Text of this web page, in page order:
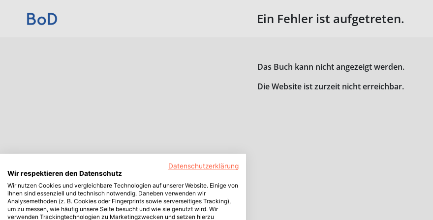
Ein Fehler ist aufgetreten.
Das Buch kann nicht angezeigt werden.
Die Website ist zurzeit nicht erreichbar.
Datenschutzerklärung
Wir respektieren den Datenschutz
Wir nutzen Cookies und vergleichbare Technologien auf unserer Website. Einige von
ihnen sind essenziell und technisch notwendig. Daneben verwenden wir
Analysemethoden (z. B. Cookies oder Fingerprints sowie serverseitiges Tracking),
um zu messen, wie häufig unsere Seite besucht und wie sie genutzt wird. Wir
verwenden Trackingtechnologien zu Marketingzwecken und setzen hierzu